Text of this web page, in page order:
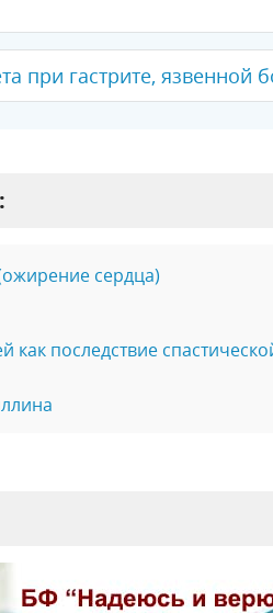
при гастрите, язвенной
сердца)
последствие